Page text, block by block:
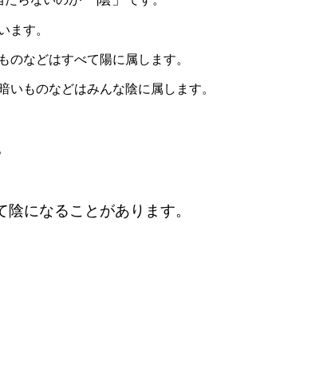
ます。
ものなどはすべて陽に属します。
いものなどはみんな陰に属します。
陰になることがあります。